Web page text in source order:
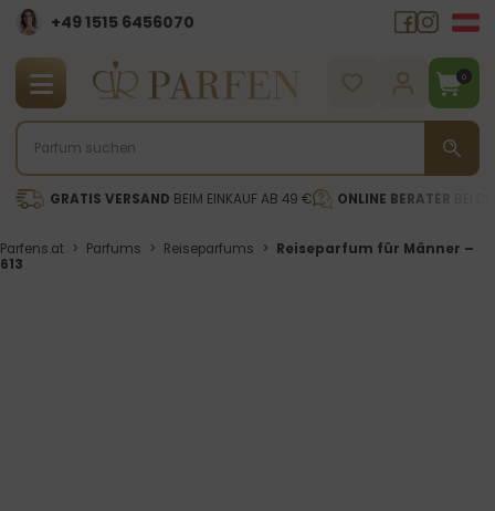
+49 1515 6456070
0
GRATIS VERSAND BEIM EINKAUF AB 49 € ONLINE BERATER
Parfens.at > Parfums > Reiseparfums > Reiseparfum für Männer –
613